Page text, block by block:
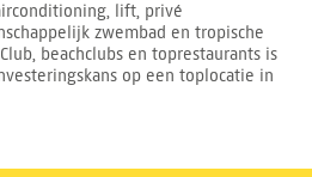
lift, privé
zwembad en tropische
beachclubs en toprestaurants is
op een toplocatie in